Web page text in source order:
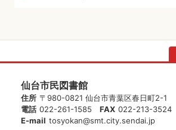
仙台市民図書館
住所 〒980-0821 仙台市青葉区春日町2-1
電話 022-261-1585 FAX 022-213-3524
E-mail tosyokan@smt.city.sendai.jp